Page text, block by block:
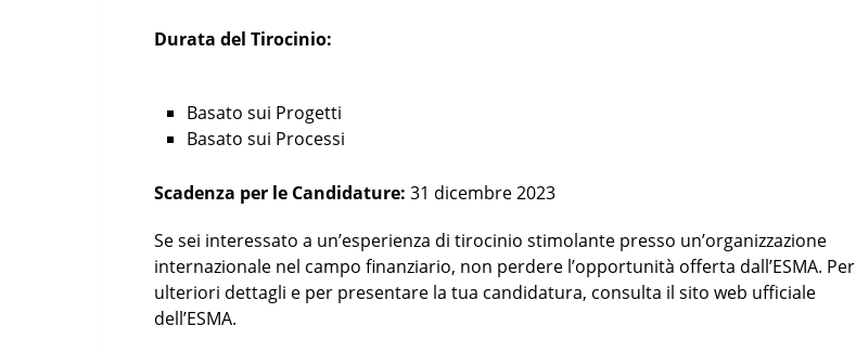
Durata del Tirocinio:
Basato sui Progetti
Basato sui Processi
Scadenza per le Candidature: 31 dicembre 2023
Se sei interessato a un’esperienza di tirocinio stimolante presso un’organizzazione
internazionale nel campo finanziario, non perdere l’opportunità offerta dall’ESMA. Per
ulteriori dettagli e per presentare la tua candidatura, consulta il sito web ufficiale
dell’ESMA.